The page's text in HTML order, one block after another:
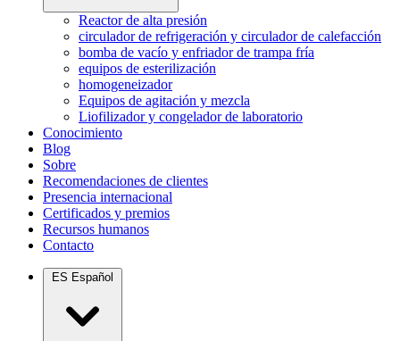
Reactor de alta presión
circulador de refrigeración y circulador de calefacción
bomba de vacío y enfriador de trampa fría
equipos de esterilización
homogeneizador
Equipos de agitación y mezcla
Liofilizador y congelador de laboratorio
Conocimiento
Blog
Sobre
Recomendaciones de clientes
Presencia internacional
Certificados y premios
Recursos humanos
Contacto
ES Español